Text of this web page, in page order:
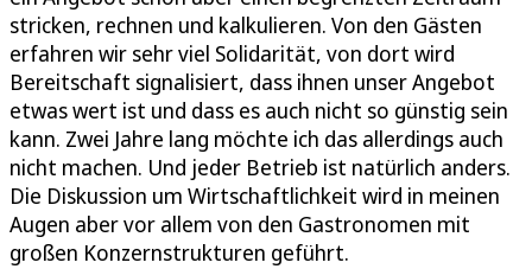
stricken, rechnen und kalkulieren. Von den Gästen
erfahren wir sehr viel Solidarität, von dort wird
Bereitschaft signalisiert, dass ihnen unser Angebot
etwas wert ist und dass es auch nicht so günstig sein
kann. Zwei Jahre lang möchte ich das allerdings auch
nicht machen. Und jeder Betrieb ist natürlich anders.
Die Diskussion um Wirtschaftlichkeit wird in meinen
Augen aber vor allem von den Gastronomen mit
großen Konzernstrukturen geführt.